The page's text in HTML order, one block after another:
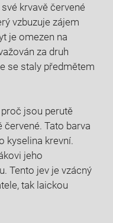
krvavě červené
vzbuzuje zájem
je omezen na
za druh
se staly předmětem
jsou perutě
červené. Tato barva
kyselina krevní.
jeho
Tento jev je vzácný
tak laickou